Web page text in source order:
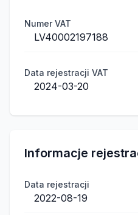
Numer VAT
LV40002197188
Data rejestracji VAT
2024-03-20
Informacje
Data rejestracji
2022-08-19